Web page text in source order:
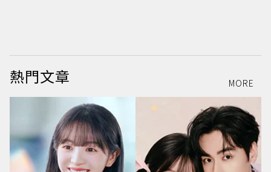
熱門文章 MORE